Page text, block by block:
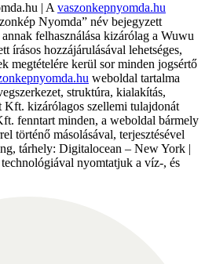
| A vaszonkepnyomda.hu
Nyomda” név bejegyzett
felhasználása kizárólag a Wuwu
írásos hozzájárulásával lehetséges,
megtételére kerül sor minden jogsértő
weboldal tartalma
struktúra, kialakítás,
kizárólagos szellemi tulajdonát
fenntart minden, a weboldal bármely
történő másolásával, terjesztésével
tárhely: Digitalocean – New York |
nyomtatjuk a víz-, és